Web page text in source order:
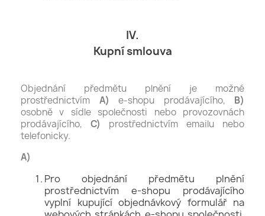
IV.
Kupní smlouva
Objednání předmětu plnění je možné
prostřednictvím A) e-shopu prodávajícího, B)
osobně v sídle společnosti nebo provozovnách
prodávajícího, C) prostřednictvím emailu nebo
telefonicky.
A)
Pro objednání předmětu plnění
prostřednictvím e-shopu prodávajícího
vyplní kupující objednávkový formulář na